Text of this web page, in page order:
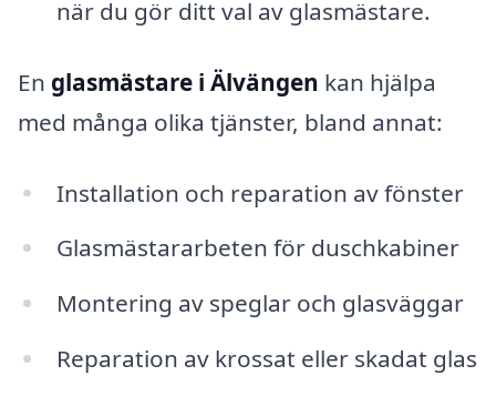
när du gör ditt val av glasmästare.
En glasmästare i Älvängen kan hjälpa
med många olika tjänster, bland annat:
Installation och reparation av fönster
Glasmästararbeten för duschkabiner
Montering av speglar och glasväggar
Reparation av krossat eller skadat glas